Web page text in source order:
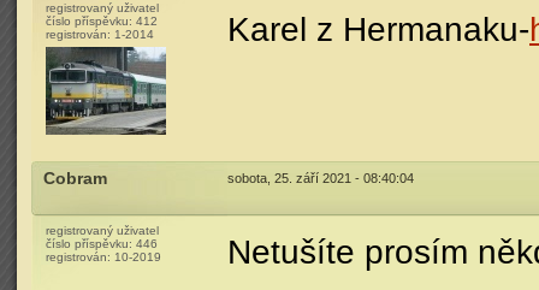
registrovaný uživatel
číslo příspěvku: 412
registrován: 1-2014 Karel z Hermanaku-
Cobram sobota, 25. září 2021 - 08:40:04
registrovaný uživatel
číslo příspěvku: 446
registrován: 10-2019
Netušíte prosím